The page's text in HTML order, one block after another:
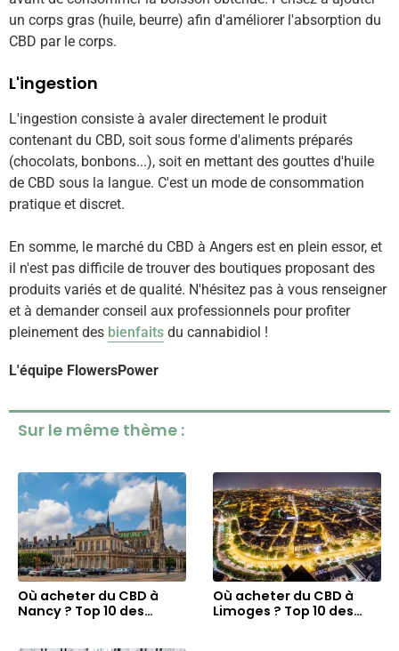
un corps gras (huile, beurre) afin d'améliorer l'absorption du
CBD par le corps.
L'ingestion
L'ingestion consiste à avaler directement le produit
contenant du CBD, soit sous forme d'aliments préparés
(chocolats, bonbons...), soit en mettant des gouttes d'huile
de CBD sous la langue. C'est un mode de consommation
pratique et discret.
En somme, le marché du CBD à Angers est en plein essor, et
il n'est pas difficile de trouver des boutiques proposant des
produits variés et de qualité. N'hésitez pas à vous renseigner
et à demander conseil aux professionnels pour profiter
pleinement des bienfaits du cannabidiol !
L'équipe FlowersPower
Sur le même thème :
Où acheter du CBD à
Nancy ? Top 10 des
Où acheter du CBD à
Limoges ? Top 10 des